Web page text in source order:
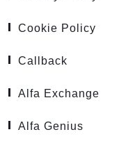
Cookie Policy
Callback
Alfa Exchange
Alfa Genius